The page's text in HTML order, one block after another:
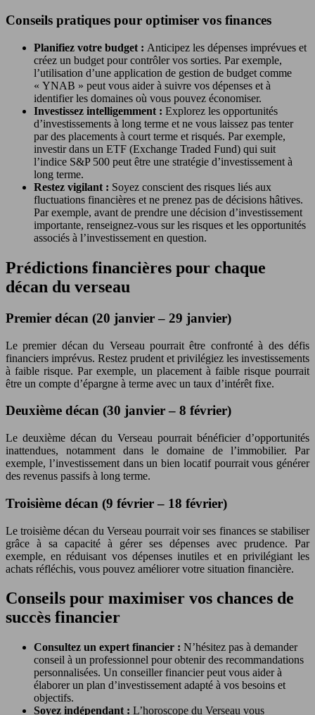
Conseils pratiques pour optimiser vos finances
Planifiez votre budget : Anticipez les dépenses imprévues et
créez un budget pour contrôler vos sorties. Par exemple,
l’utilisation d’une application de gestion de budget comme
« YNAB » peut vous aider à suivre vos dépenses et à
identifier les domaines où vous pouvez économiser.
Investissez intelligemment : Explorez les opportunités
d’investissements à long terme et ne vous laissez pas tenter
par des placements à court terme et risqués. Par exemple,
investir dans un ETF (Exchange Traded Fund) qui suit
l’indice S&P 500 peut être une stratégie d’investissement à
long terme.
Restez vigilant : Soyez conscient des risques liés aux
fluctuations financières et ne prenez pas de décisions hâtives.
Par exemple, avant de prendre une décision d’investissement
importante, renseignez-vous sur les risques et les opportunités
associés à l’investissement en question.
Prédictions financières pour chaque
décan du verseau
Premier décan (20 janvier – 29 janvier)
Le premier décan du Verseau pourrait être confronté à des défis
financiers imprévus. Restez prudent et privilégiez les investissements
à faible risque. Par exemple, un placement à faible risque pourrait
être un compte d’épargne à terme avec un taux d’intérêt fixe.
Deuxième décan (30 janvier – 8 février)
Le deuxième décan du Verseau pourrait bénéficier d’opportunités
inattendues, notamment dans le domaine de l’immobilier. Par
exemple, l’investissement dans un bien locatif pourrait vous générer
des revenus passifs à long terme.
Troisième décan (9 février – 18 février)
Le troisième décan du Verseau pourrait voir ses finances se stabiliser
grâce à sa capacité à gérer ses dépenses avec prudence. Par
exemple, en réduisant vos dépenses inutiles et en privilégiant les
achats réfléchis, vous pouvez améliorer votre situation financière.
Conseils pour maximiser vos chances de
succès financier
Consultez un expert financier : N’hésitez pas à demander
conseil à un professionnel pour obtenir des recommandations
personnalisées. Un conseiller financier peut vous aider à
élaborer un plan d’investissement adapté à vos besoins et
objectifs.
Soyez indépendant : L’horoscope du Verseau vous